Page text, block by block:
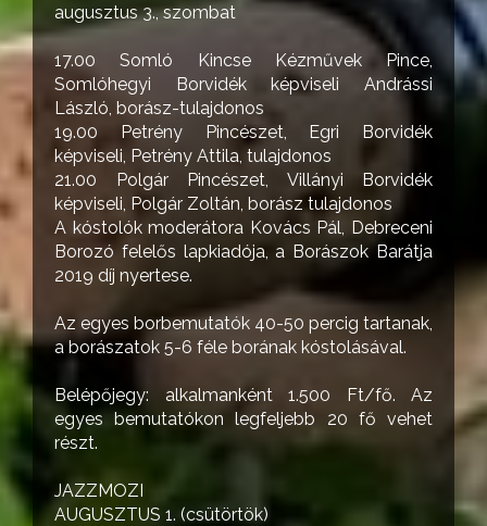
augusztus 3., szombat
17.00 Somló Kincse Kézművek Pince,
Somlóhegyi Borvidék képviseli Andrássi
László, borász-tulajdonos
19.00 Petrény Pincészet, Egri Borvidék
képviseli, Petrény Attila, tulajdonos
21.00 Polgár Pincészet, Villányi Borvidék
képviseli, Polgár Zoltán, borász tulajdonos
A kóstolók moderátora Kovács Pál, Debreceni
Borozó felelős lapkiadója, a Borászok Barátja
2019 díj nyertese.
Az egyes borbemutatók 40-50 percig tartanak,
a borászatok 5-6 féle borának kóstolásával.
Belépőjegy: alkalmanként 1.500 Ft/fő. Az
egyes bemutatókon legfeljebb 20 fő vehet
részt.
JAZZMOZI
AUGUSZTUS 1. (csütörtök)